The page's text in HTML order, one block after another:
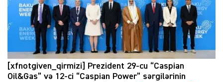
[xfnotgiven_qirmizi] Prezident 29-cu “Caspian
Oil&Gas” və 12-ci “Caspian Power” sərgilərinin